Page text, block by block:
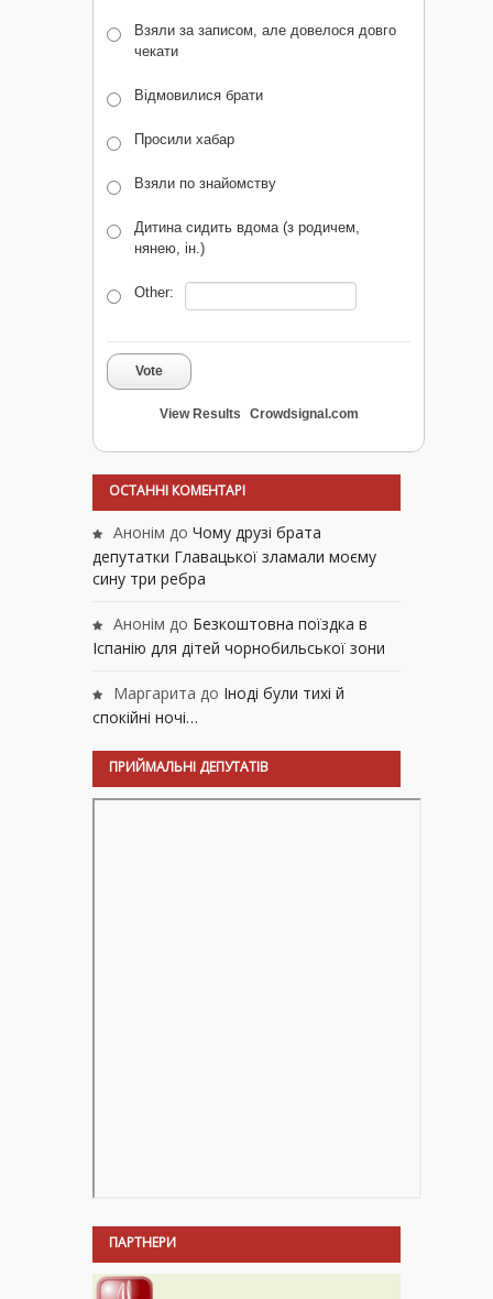
Взяли за записом, але довелося довго
чекати
Відмовилися брати
Просили хабар
Взяли по знайомству
Дитина сидить вдома (з родичем,
нянею, ін.)
Other:
Vote
View Results Crowdsignal.com
ОСТАННІ КОМЕНТАРІ
Анонім до Чому друзі брата
депутатки Главацької зламали моєму
сину три ребра
Анонім до Безкоштовна поїздка в
Іспанію для дітей чорнобильської зони
Маргарита до Іноді були тихі й
спокійні ночі…
ПРИЙМАЛЬНІ ДЕПУТАТІВ
ПАРТНЕРИ